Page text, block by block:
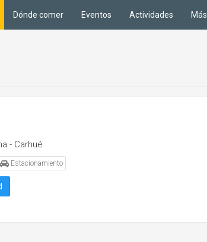
Dónde comer Eventos Actividades Más
- Carhué
Estacionamiento